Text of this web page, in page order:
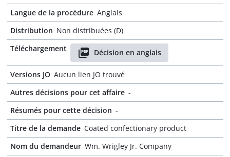
Langue de la procédure Anglais
Distribution Non distribuées (D)
Téléchargement
Décision en anglais
Versions JO Aucun lien JO trouvé
Autres décisions pour cet affaire -
Résumés pour cette décision -
Titre de la demande Coated confectionary product
Nom du demandeur Wm. Wrigley Jr. Company